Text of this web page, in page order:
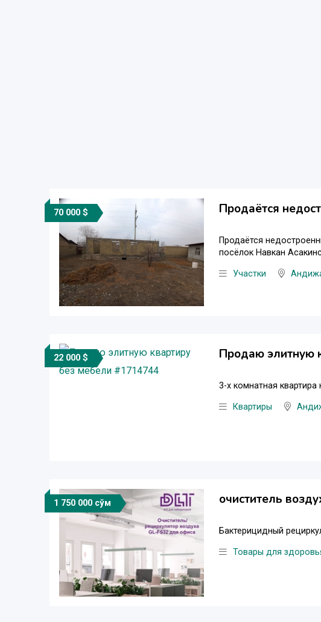
70 000 $ Продаётся
Продаётся
посёлок Навкан
Участки
22 000 $ Продаю элитную
3-х комнатная
Квартиры
1 750 000 сўм очиститель
Бактерицидный
Товары для